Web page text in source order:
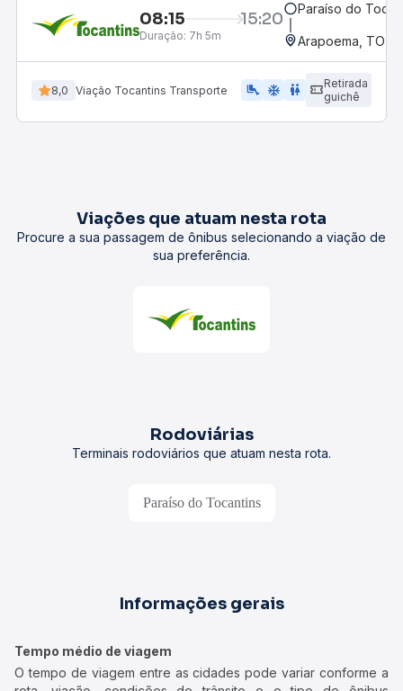
08:15 15:20
Duração: 7h 5m
Paraíso do
Arapoema, TO
8,0 Viação Tocantins Transporte airline_seat_legroom_extra ac_unit WC
Retirada
guichê
Viações que atuam nesta rota
Procure a sua passagem de ônibus selecionando a viação de
sua preferência.
Rodoviárias
Terminais rodoviários que atuam nesta rota.
Paraíso do Tocantins
Informações gerais
Tempo médio de viagem
O tempo de viagem entre as cidades pode variar conforme a